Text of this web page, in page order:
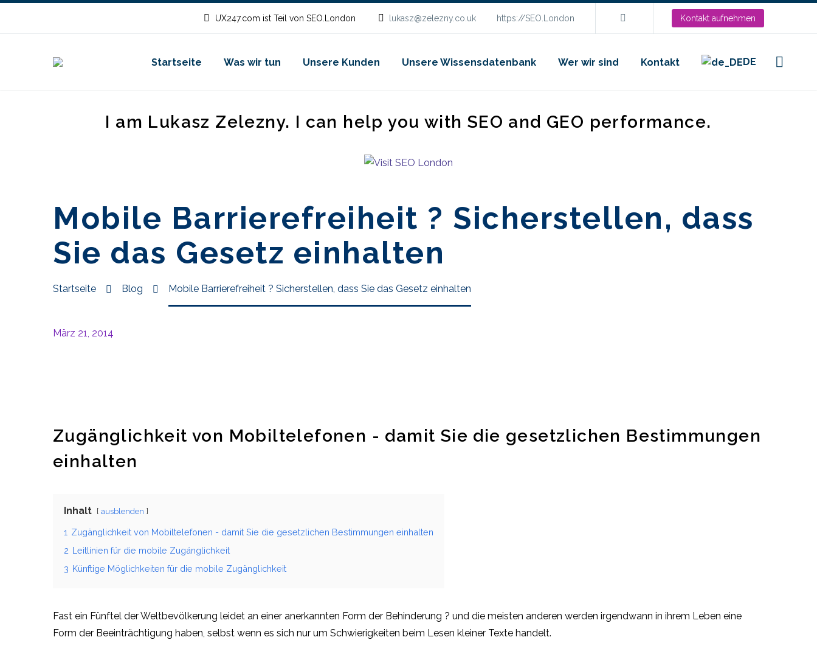
UX247.com ist Teil von SEO.London lukasz@zelezny.co.uk https://SEO.London Kontakt aufnehmen
Startseite Was wir tun Unsere Kunden Unsere Wissensdatenbank Wer wir sind Kontakt DE
I am Lukasz Zelezny. I can help you with SEO and GEO performance.
Mobile Barrierefreiheit ? Sicherstellen, dass
Sie das Gesetz einhalten
Startseite Blog Mobile Barrierefreiheit ? Sicherstellen, dass Sie das Gesetz einhalten
März 21, 2014
Zugänglichkeit von Mobiltelefonen - damit Sie die gesetzlichen Bestimmungen
einhalten
Inhalt ausblenden
1 Zugänglichkeit von Mobiltelefonen - damit Sie die gesetzlichen Bestimmungen einhalten
2 Leitlinien für die mobile Zugänglichkeit
3 Künftige Möglichkeiten für die mobile Zugänglichkeit
Fast ein Fünftel der Weltbevölkerung leidet an einer anerkannten Form der Behinderung ? und die meisten anderen werden irgendwann in ihrem Leben eine
Form der Beeinträchtigung haben, selbst wenn es sich nur um Schwierigkeiten beim Lesen kleiner Texte handelt.